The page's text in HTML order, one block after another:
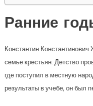
Ранние
Константин
семье крестьян. Детство
где поступил в местную
результаты в учебе, он был